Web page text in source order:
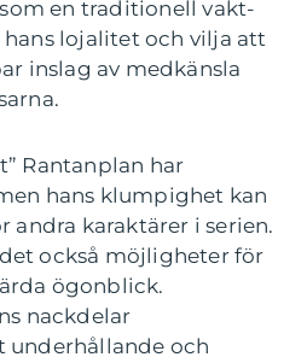
en traditionell vakt-
lojalitet och vilja att
inslag av medkänsla
Rantanplan har
hans klumpighet kan
andra karaktärer i serien.
också möjligheter för
ögonblick.
nackdelar
underhållande och